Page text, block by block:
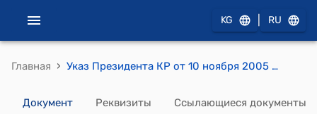
KG RU
Главная › Указ Президента КР от 10 ноября 2005 года № 529 "О присвоении почетного звания "Заслуженный работник образования Кыргызской Республики" Мирбабаевой У.У."
Документ Реквизиты Ссылающиеся документы